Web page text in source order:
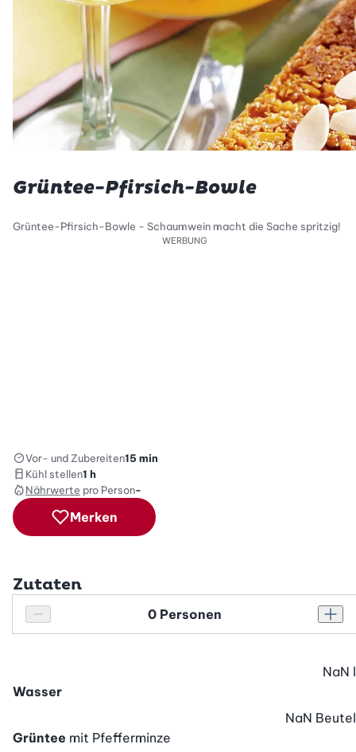
Grüntee-Pfirsich-Bowle
Grüntee-Pfirsich-Bowle - Schaumwein macht die Sache spritzig!
WERBUNG
Vor- und Zubereiten15 min
Kühl stellen1 h
Nährwerte pro Person-
Merken
Zutaten
Personenanzahl verringern
Personenanzahl
Wasser
NaN l
Grüntee mit Pfefferminze
NaN Beutel